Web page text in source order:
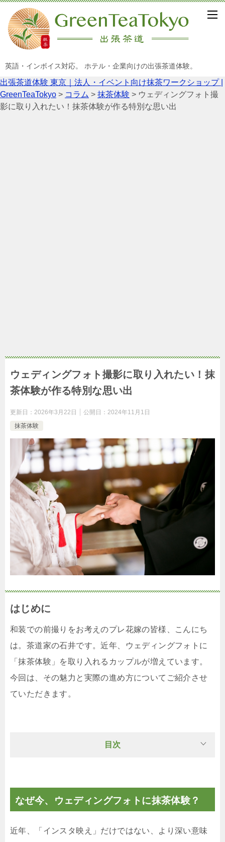
英語・インボイス対応。 ホテル・企業向けの出張茶道体験。
出張茶道体験 東京｜法人・イベント向け抹茶ワークショップ |
GreenTeaTokyo > コラム > 抹茶体験 > ウェディングフォト撮
影に取り入れたい！抹茶体験が作る特別な思い出
ウェディングフォト撮影に取り入れたい！抹
茶体験が作る特別な思い出
更新日： 2026年3月22日 公開日： 2024年11月1日
抹茶体験
はじめに
和装での前撮りをお考えのプレ花嫁の皆様、こんにち
は。茶道家の石井です。近年、ウェディングフォトに
「抹茶体験」を取り入れるカップルが増えています。
今回は、その魅力と実際の進め方についてご紹介させ
ていただきます。
目次
なぜ今、ウェディングフォトに抹茶体験？
近年、「インスタ映え」だけではない、より深い意味